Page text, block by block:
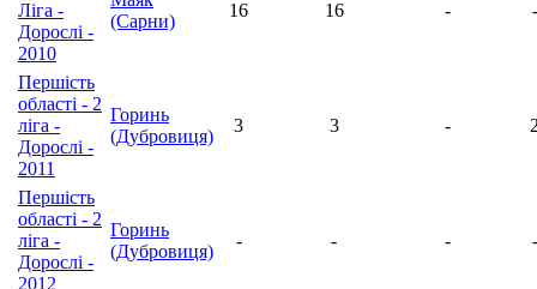
Ліга -
Дорослі -
2010
(Сарни)
16 16 - -
Першість
області - 2
ліга -
Дорослі -
2011
Горинь
(Дубровиця)
3 3 -
Першість
області - 2
ліга -
Дорослі -
2012
Горинь
(Дубровиця)
- - - -